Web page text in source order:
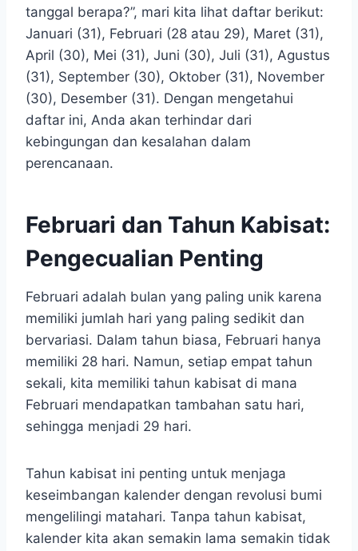
tanggal berapa?”, mari kita lihat daftar berikut:
Januari (31), Februari (28 atau 29), Maret (31),
April (30), Mei (31), Juni (30), Juli (31), Agustus
(31), September (30), Oktober (31), November
(30), Desember (31). Dengan mengetahui
daftar ini, Anda akan terhindar dari
kebingungan dan kesalahan dalam
perencanaan.
Februari dan Tahun Kabisat:
Pengecualian Penting
Februari adalah bulan yang paling unik karena
memiliki jumlah hari yang paling sedikit dan
bervariasi. Dalam tahun biasa, Februari hanya
memiliki 28 hari. Namun, setiap empat tahun
sekali, kita memiliki tahun kabisat di mana
Februari mendapatkan tambahan satu hari,
sehingga menjadi 29 hari.
Tahun kabisat ini penting untuk menjaga
keseimbangan kalender dengan revolusi bumi
mengelilingi matahari. Tanpa tahun kabisat,
kalender kita akan semakin lama semakin tidak